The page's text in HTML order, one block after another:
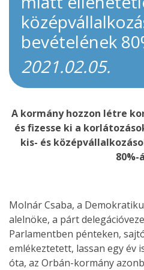
bevételének
2021.02.05.
A kormány hozzon létre
és fizesse ki a
kis- és
80%-
Molnár Csaba, a
alelnöke, a párt
Parlamentben pénteken,
emlékeztetett, lassan egy év
óta, az Orbán-kormány